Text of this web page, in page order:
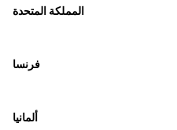
المملكة المتحدة
فرنسا
ألمانيا